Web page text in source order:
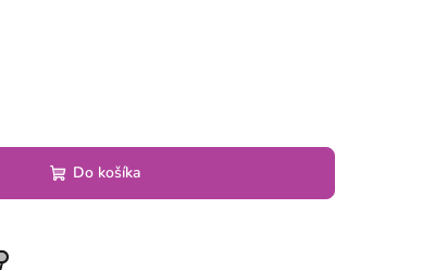
Do košíka